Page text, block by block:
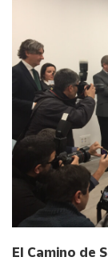
El Camino de